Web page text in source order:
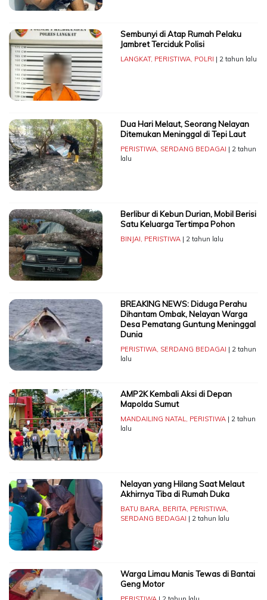
Sembunyi di Atap Rumah Pelaku
Jambret Terciduk Polisi
LANGKAT, PERISTIWA, POLRI | 2 tahun lalu
Dua Hari Melaut, Seorang Nelayan
Ditemukan Meninggal di Tepi Laut
PERISTIWA, SERDANG BEDAGAI | 2 tahun
lalu
Berlibur di Kebun Durian, Mobil Berisi
Satu Keluarga Tertimpa Pohon
BINJAI, PERISTIWA| 2 tahun lalu
BREAKING NEWS: Diduga Perahu
Dihantam Ombak, Nelayan Warga
Desa Pematang Guntung Meninggal
Dunia
PERISTIWA, SERDANG BEDAGAI | 2 tahun
lalu
AMP2K Kembali Aksi di Depan
Mapolda Sumut
MANDAILING NATAL, PERISTIWA| 2 tahun
lalu
Nelayan yang Hilang Saat Melaut
Akhirnya Tiba di Rumah Duka
BATU BARA, BERITA, PERISTIWA,
SERDANG BEDAGAI | 2 tahun lalu
Warga Limau Manis Tewas di Bantai
Geng Motor